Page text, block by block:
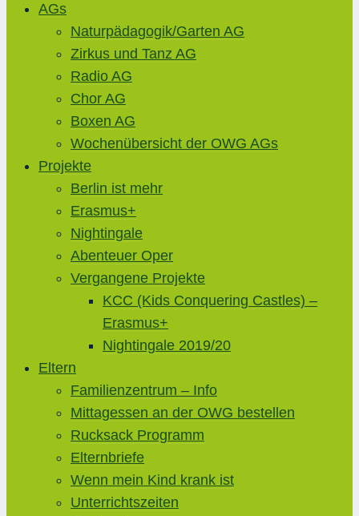
AGs
Naturpädagogik/Garten AG
Zirkus und Tanz AG
Radio AG
Chor AG
Boxen AG
Wochenübersicht der OWG AGs
Projekte
Berlin ist mehr
Erasmus+
Nightingale
Abenteuer Oper
Vergangene Projekte
KCC (Kids Conquering Castles) –
Erasmus+
Nightingale 2019/20
Eltern
Familienzentrum – Info
Mittagessen an der OWG bestellen
Rucksack Programm
Elternbriefe
Wenn mein Kind krank ist
Unterrichtszeiten